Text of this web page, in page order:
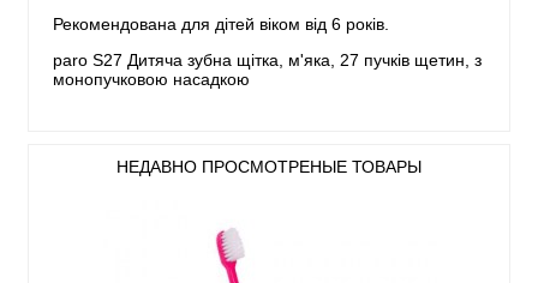
Рекомендована для дітей віком від 6 років.
paro S27 Дитяча зубна щітка, м'яка, 27 пучків щетин, з
монопучковою насадкою
НЕДАВНО ПРОСМОТРЕНЫЕ ТОВАРЫ